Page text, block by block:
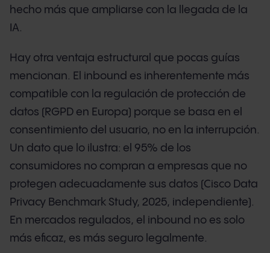
hecho más que ampliarse con la llegada de la
IA.
Hay otra ventaja estructural que pocas guías
mencionan. El inbound es inherentemente más
compatible con la regulación de protección de
datos (RGPD en Europa) porque se basa en el
consentimiento del usuario, no en la interrupción.
Un dato que lo ilustra: el 95% de los
consumidores no compran a empresas que no
protegen adecuadamente sus datos (Cisco Data
Privacy Benchmark Study, 2025, independiente).
En mercados regulados, el inbound no es solo
más eficaz, es más seguro legalmente.